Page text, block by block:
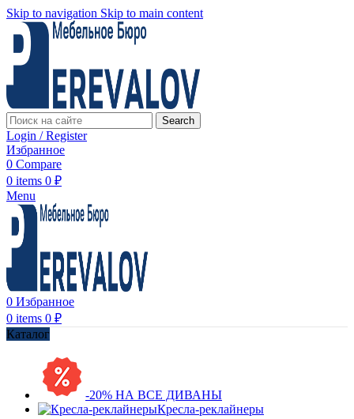
Skip to navigation Skip to main content
Search
Login / Register
Избранное
0 Compare
0 items 0 ₽
Menu
0 Избранное
0 items 0 ₽
Каталог
-20% НА ВСЕ ДИВАНЫ
Кресла-реклайнеры